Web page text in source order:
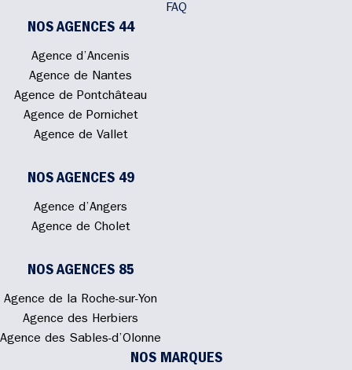
FAQ
NOS AGENCES 44
Agence d’Ancenis
Agence de Nantes
Agence de Pontchâteau
Agence de Pornichet
Agence de Vallet
NOS AGENCES 49
Agence d’Angers
Agence de Cholet
NOS AGENCES 85
Agence de la Roche-sur-Yon
Agence des Herbiers
Agence des Sables-d’Olonne
NOS MARQUES